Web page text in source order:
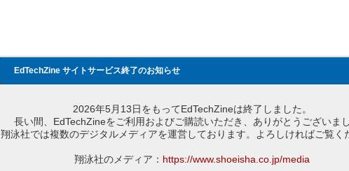
EdTechZine サイトサービス終了のお知らせ
2026年5月13日をもってEdTechZineは終了しました。
長い間、EdTechZineをご利用およびご購読いただき、ありがとうございまし
翔泳社では複数のデジタルメディアを運営しております。よろしければご覧く
翔泳社のメディア： https://www.shoeisha.co.jp/media